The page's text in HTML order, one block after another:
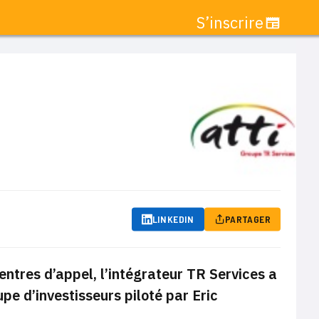
S’inscrire
LINKEDIN PARTAGER
d’appel, l’intégrateur TR Services a
d’investisseurs piloté par Eric